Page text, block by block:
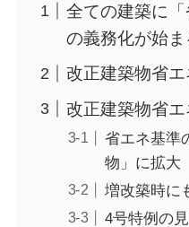
全ての建築に「
の義務化が始ま
改正建築物省
改正建築物省
省エネ基準
物」に拡大
増改築時に
4号特例の